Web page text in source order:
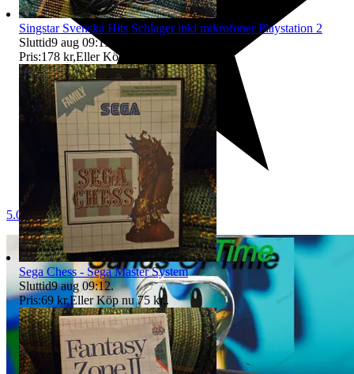
5.0
Singstar Svenska Hits Schlager inkl mikrofoner Playstation 2
Sluttid9 aug 09:11
Pris:178 kr,Eller Köp nu
Sega Chess - Sega Master System
Sluttid9 aug 09:12.
Pris:69 kr,Eller Köp nu 75 kr,.